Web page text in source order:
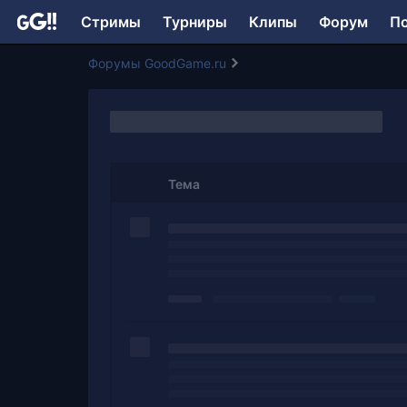
Стримы Турниры Клипы Форум
Форумы GoodGame.ru
Тема